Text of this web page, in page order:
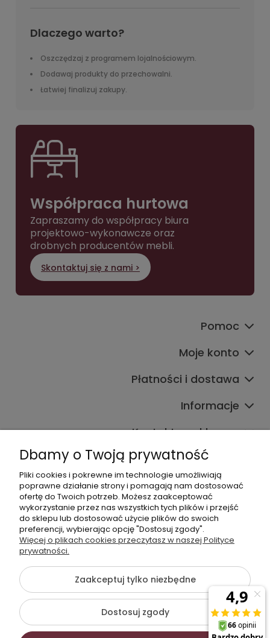
Dlaczego warto?
Oszczędzaj z programem lojalnościowym.
Dodawaj produkty do przechowalni.
Łatwiej finalizuj zakupy.
Współpraca hurtowa
Zapraszamy do współpracy biura
projektowo-wykonawcze oraz
drobnych producentów mebli.
Skontaktuj się z nami >
Pomoc
Moje konto
Płatności i dostawa
Informacje
Kontakt ze sklepem
Dane kontaktowe
603377506
sklep@komfort-biuro.pl
Nasz Facebook
©2026 Wszelkie Prawa Zastrzeżone | Komfort Biuro - meble
biurowe
Szablon Flex byEcommercy
Dbamy o Twoją prywatność
Pliki cookies i pokrewne im technologie umożliwiają
poprawne działanie strony i pomagają nam dostosować
ofertę do Twoich potrzeb. Możesz zaakceptować
wykorzystanie przez nas wszystkich tych plików i przejść
do sklepu lub dostosować użycie plików do swoich
preferencji, wybierając opcję "Dostosuj zgody".
Więcej o plikach cookies przeczytasz w naszej Polityce
prywatności.
Zaakceptuj tylko niezbędne
Dostosuj zgody